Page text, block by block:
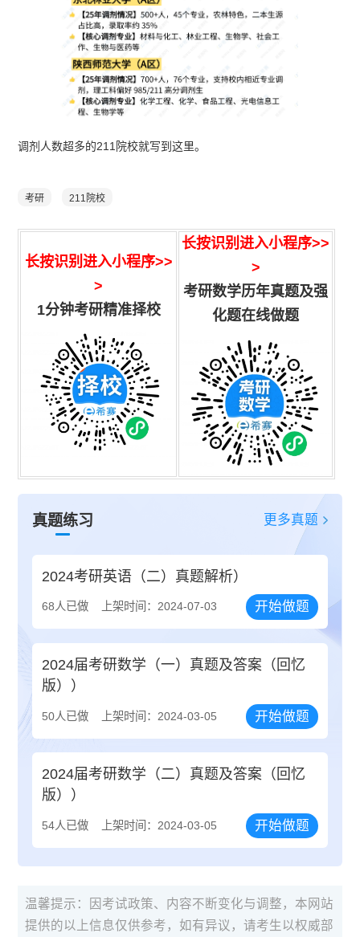
调剂人数超多的211院校就写到这里。
考研 211院校
长按识别进入小程序>>
>
1分钟考研精准择校
长按识别进入小程序>>
>
考研数学历年真题及强
化题在线做题
真题练习 更多真题
2024考研英语（二）真题解析）
68人已做 上架时间：2024-07-03 开始做题
2024届考研数学（一）真题及答案（回忆
版））
50人已做 上架时间：2024-03-05 开始做题
2024届考研数学（二）真题及答案（回忆
版））
54人已做 上架时间：2024-03-05 开始做题
温馨提示：因考试政策、内容不断变化与调整，本网站
提供的以上信息仅供参考，如有异议，请考生以权威部